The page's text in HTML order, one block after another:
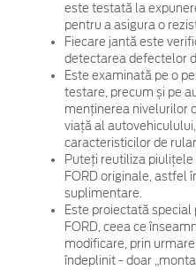
este testată la
pentru a asigura o
Fiecare jantă este
detectarea defectelor
Este examinată pe o
testare, precum și pe
menținerea nivelurilor
viață al
caracteristicilor de
Puteți reutiliza
FORD originale, astfel
suplimentare.
Este proiectată
FORD, ceea ce
modificare, prin
îndeplinit - doar